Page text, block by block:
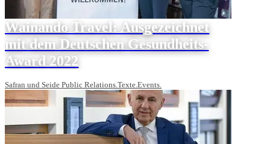
Wainando Travel: Ausgezeichnet
mit dem Deutschen Gesundheits-
Award 2022
Safran und Seide Public Relations.Texte.Events.